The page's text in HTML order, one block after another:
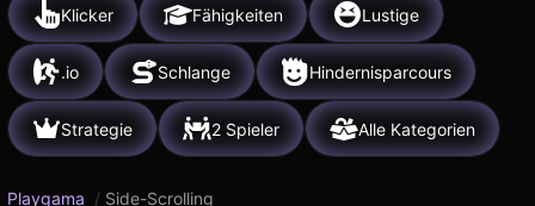
Klicker Fähigkeiten Lustige
.io Schlange Hindernisparcours
Strategie 2 Spieler Alle Kategorien
Playgama / Side-Scrolling